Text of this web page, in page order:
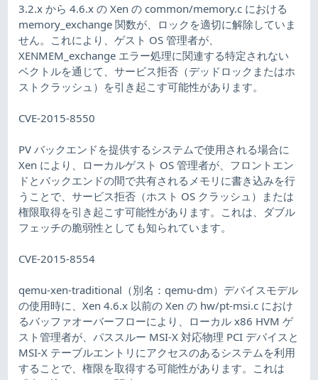
3.2.x から 4.6.x の Xen の common/memory.c における
memory_exchange 関数が、ロックを適切に解除していま
せん。これにより、ゲスト OS 管理者が、
XENMEM_exchange エラー処理に関連する特定されない
ベクトルを通じて、サービス拒否（デッドロックまたはホ
ストクラッシュ）を引き起こす可能性があります。
CVE-2015-8550
PV バックエンドを提供するシステムで使用される場合に
Xen により、ローカルゲスト OS 管理者が、フロントエン
ドとバックエンドの間で共有されるメモリに書き込みを行
うことで、サービス拒否（ホスト OS クラッシュ）または
権限取得を引き起こす可能性があります。これは、ダブル
フェッチの脆弱性としても知られています。
CVE-2015-8554
qemu-xen-traditional（別名：qemu-dm）デバイスモデル
の使用時に、Xen 4.6.x 以前の Xen の hw/pt-msi.c におけ
るバッファオーバーフローにより、ローカル x86 HVM ゲ
スト管理者が、パススルー MSI-X 対応物理 PCI デバイスと
MSI-X テーブルエントリにアクセスのあるシステムを利用
することで、権限を取得する可能性があります。これは